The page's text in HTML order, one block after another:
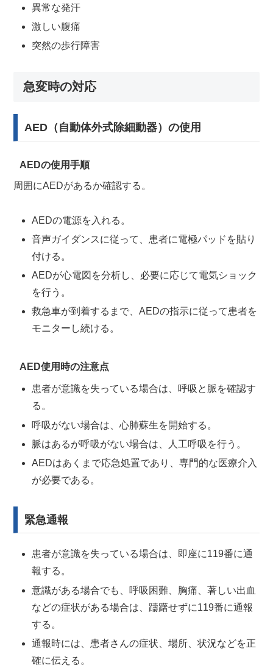
異常な発汗
激しい腹痛
突然の歩行障害
急変時の対応
AED（自動体外式除細動器）の使用
AEDの使用手順
周囲にAEDがあるか確認する。
AEDの電源を入れる。
音声ガイダンスに従って、患者に電極パッドを貼り
付ける。
AEDが心電図を分析し、必要に応じて電気ショック
を行う。
救急車が到着するまで、AEDの指示に従って患者を
モニターし続ける。
AED使用時の注意点
患者が意識を失っている場合は、呼吸と脈を確認す
る。
呼吸がない場合は、心肺蘇生を開始する。
脈はあるが呼吸がない場合は、人工呼吸を行う。
AEDはあくまで応急処置であり、専門的な医療介入
が必要である。
緊急通報
患者が意識を失っている場合は、即座に119番に通
報する。
意識がある場合でも、呼吸困難、胸痛、著しい出血
などの症状がある場合は、躊躇せずに119番に通報
する。
通報時には、患者さんの症状、場所、状況などを正
確に伝える。